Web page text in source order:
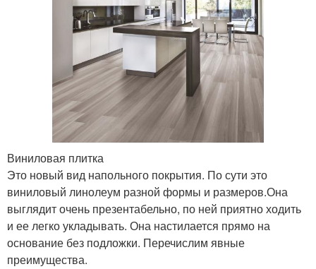
Виниловая плитка
Это новый вид напольного покрытия. По сути это
виниловый линолеум разной формы и размеров.Она
выглядит очень презентабельно, по ней приятно ходить
и ее легко укладывать. Она настилается прямо на
основание без подложки. Перечислим явные
преимущества.